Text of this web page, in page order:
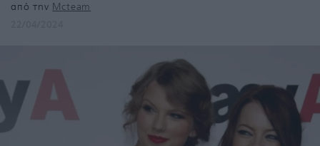
από την Mcteam